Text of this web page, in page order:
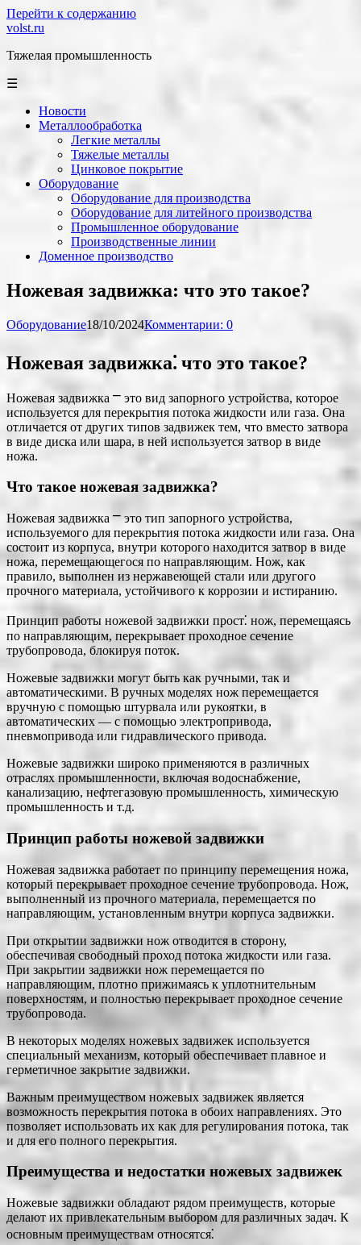
Перейти к содержанию
volst.ru
Тяжелая промышленность
☰
Новости
Металлообработка
Легкие металлы
Тяжелые металлы
Цинковое покрытие
Оборудование
Оборудование для производства
Оборудование для литейного производства
Промышленное оборудование
Производственные линии
Доменное производство
Ножевая задвижка: что это такое?
Оборудование18/10/2024Комментарии: 0
Ножевая задвижка⁚ что это такое?
Ножевая задвижка ⎻ это вид запорного устройства, которое
используется для перекрытия потока жидкости или газа. Она
отличается от других типов задвижек тем, что вместо затвора
в виде диска или шара, в ней используется затвор в виде
ножа.
Что такое ножевая задвижка?
Ножевая задвижка ⎻ это тип запорного устройства,
используемого для перекрытия потока жидкости или газа. Она
состоит из корпуса, внутри которого находится затвор в виде
ножа, перемещающегося по направляющим. Нож, как
правило, выполнен из нержавеющей стали или другого
прочного материала, устойчивого к коррозии и истиранию.
Принцип работы ножевой задвижки прост⁚ нож, перемещаясь
по направляющим, перекрывает проходное сечение
трубопровода, блокируя поток.
Ножевые задвижки могут быть как ручными, так и
автоматическими. В ручных моделях нож перемещается
вручную с помощью штурвала или рукоятки, в
автоматических — с помощью электропривода,
пневмопривода или гидравлического привода.
Ножевые задвижки широко применяются в различных
отраслях промышленности, включая водоснабжение,
канализацию, нефтегазовую промышленность, химическую
промышленность и т.д.
Принцип работы ножевой задвижки
Ножевая задвижка работает по принципу перемещения ножа,
который перекрывает проходное сечение трубопровода. Нож,
выполненный из прочного материала, перемещается по
направляющим, установленным внутри корпуса задвижки.
При открытии задвижки нож отводится в сторону,
обеспечивая свободный проход потока жидкости или газа.
При закрытии задвижки нож перемещается по
направляющим, плотно прижимаясь к уплотнительным
поверхностям, и полностью перекрывает проходное сечение
трубопровода.
В некоторых моделях ножевых задвижек используется
специальный механизм, который обеспечивает плавное и
герметичное закрытие задвижки.
Важным преимуществом ножевых задвижек является
возможность перекрытия потока в обоих направлениях. Это
позволяет использовать их как для регулирования потока, так
и для его полного перекрытия.
Преимущества и недостатки ножевых задвижек
Ножевые задвижки обладают рядом преимуществ, которые
делают их привлекательным выбором для различных задач. К
основным преимуществам относятся⁚